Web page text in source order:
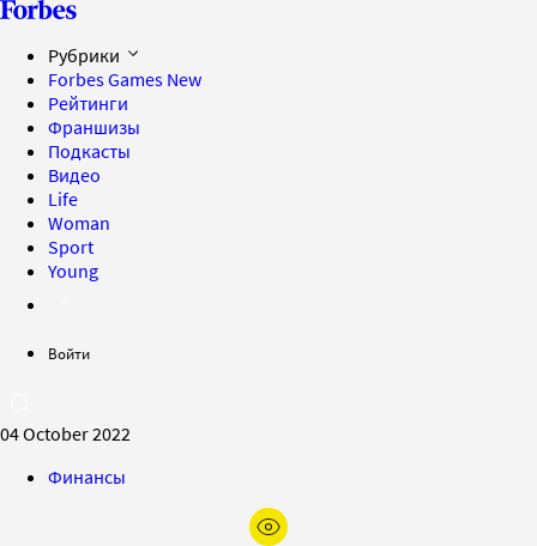
Рубрики
Forbes Games New
Рейтинги
Франшизы
Подкасты
Видео
Life
Woman
Sport
Young
Войти
04 October 2022
Финансы